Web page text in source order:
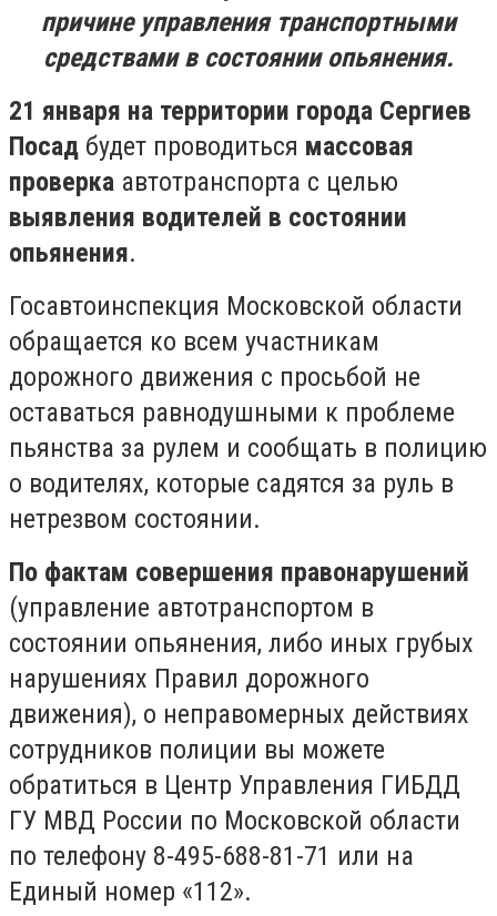
причине управления транспортными
средствами в состоянии опьянения.
21 января на территории города Сергиев
Посад будет проводиться массовая
проверка автотранспорта с целью
выявления водителей в состоянии
опьянения.
Госавтоинспекция Московской области
обращается ко всем участникам
дорожного движения с просьбой не
оставаться равнодушными к проблеме
пьянства за рулем и сообщать в полицию
о водителях, которые садятся за руль в
нетрезвом состоянии.
По фактам совершения правонарушений
(управление автотранспортом в
состоянии опьянения, либо иных грубых
нарушениях Правил дорожного
движения), о неправомерных действиях
сотрудников полиции вы можете
обратиться в Центр Управления ГИБДД
ГУ МВД России по Московской области
по телефону 8-495-688-81-71 или на
Единый номер «112».